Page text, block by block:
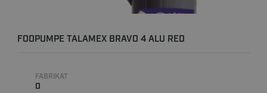
FODPUMPE TALAMEX BRAVO 4 ALU RED
FABRIKAT
0